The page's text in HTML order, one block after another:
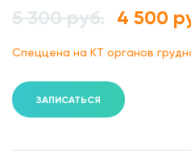
5 300 руб. 4 500
Спеццена на КТ органов
ЗАПИСАТЬСЯ